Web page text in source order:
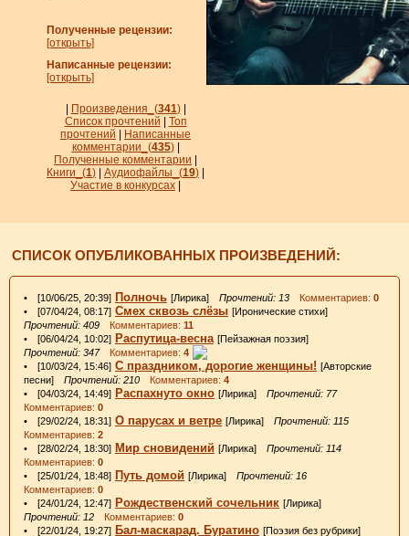
Полученные рецензии:
[открыть]
Написанные рецензии:
[открыть]
Произведения_ (341)
Список прочтений
Топ
прочтений
Написанные
комментарии_ (435)|
Полученные комментарии
Книги_(1) Аудиофайлы_(19)
Участие в конкурсах
СПИСОК ОПУБЛИКОВАННЫХ ПРОИЗВЕДЕНИЙ:
• [10/06/25, 20:39] Полночь [Лирика] Прочтений: 13 Комментариев: 0
• [07/04/24, 08:17] Смех сквозь слёзы [Иронические стихи]
Прочтений: 409 Комментариев: 11
• [06/04/24, 10:02] Распутица-весна [Пейзажная поэзия]
Прочтений: 347Комментариев: 4
• [10/03/24, 15:46] С праздником, дорогие женщины! [Авторские
песни] Прочтений: 210 Комментариев: 4
• [04/03/24, 14:49] Распахнуто окно [Лирика] Прочтений: 77
Комментариев: 0
• [29/02/24, 18:31] О парусах и ветре [Лирика] Прочтений: 115
Комментариев: 2
• [28/02/24, 18:30] Мир сновидений [Лирика] Прочтений: 114
Комментариев: 0
• [25/01/24, 18:48] Путь домой [Лирика] Прочтений: 16
Комментариев: 0
• [24/01/24, 12:47] Рождественский сочельник [Лирика]
Прочтений: 12 Комментариев: 0
• [22/01/24, 19:27] Бал-маскарад. Буратино [Поэзия без рубрики]